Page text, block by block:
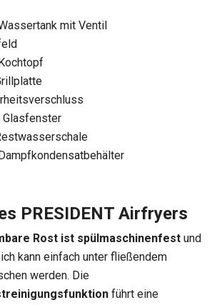
mit Ventil
Glasfenster
PRESIDENT Airfryers
Rost ist spülmaschinenfest und
kann einfach unter fließendem
werden. Die
führt eine